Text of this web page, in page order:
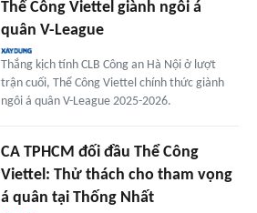
Thể Công Viettel giành ngôi á
quân V-League
Thắng kịch tính CLB Công an Hà Nội ở lượt
trận cuối, Thể Công Viettel chính thức giành
ngôi á quân V-League 2025-2026.
CA TPHCM đối đầu Thể Công
Viettel: Thử thách cho tham vọng
á quân tại Thống Nhất